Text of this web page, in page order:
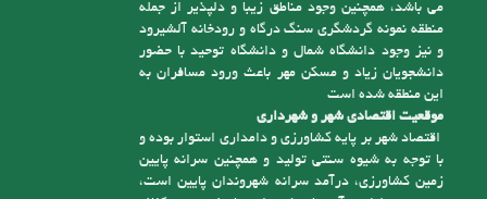
و نیز وجود دانشگاه شمال و دانشگاه توحید با حضور
دانشجویان زیاد و مسکن مهر باعث ورود مسافران به
این منطقه شده است
موقعیت اقتصادی شهر و شهرداری
اقتصاد شهر بر پایه کشاورزی و دامداری استوار بوده و
با توجه به شیوه سنتی تولید و همچنین سرانه پایین
زمین کشاورزی، درآمد سرانه شهروندان پایین است،
به همین دلیل درآمدهای شهرداری ناچیز بوده و کفاف
فعالیت های عمرانی را نمی کند. همچنین علیرغم وجود